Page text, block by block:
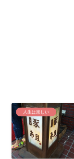
人生は楽しい